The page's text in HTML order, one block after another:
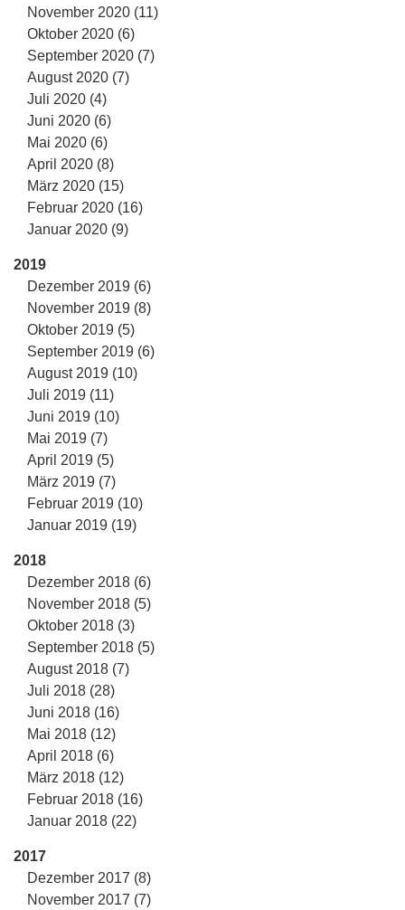
November 2020 (11)
Oktober 2020 (6)
September 2020 (7)
August 2020 (7)
Juli 2020 (4)
Juni 2020 (6)
Mai 2020 (6)
April 2020 (8)
März 2020 (15)
Februar 2020 (16)
Januar 2020 (9)
2019
Dezember 2019 (6)
November 2019 (8)
Oktober 2019 (5)
September 2019 (6)
August 2019 (10)
Juli 2019 (11)
Juni 2019 (10)
Mai 2019 (7)
April 2019 (5)
März 2019 (7)
Februar 2019 (10)
Januar 2019 (19)
2018
Dezember 2018 (6)
November 2018 (5)
Oktober 2018 (3)
September 2018 (5)
August 2018 (7)
Juli 2018 (28)
Juni 2018 (16)
Mai 2018 (12)
April 2018 (6)
März 2018 (12)
Februar 2018 (16)
Januar 2018 (22)
2017
Dezember 2017 (8)
November 2017 (7)